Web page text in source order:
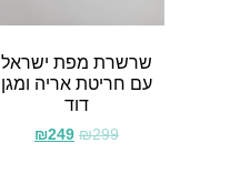
שרשרת מפת ישראל
עם חריטת אריה ומגן
דוד
₪299
₪249